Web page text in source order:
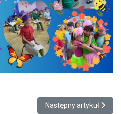
- pieczonkiNastępny artykuł:
Następny artykuł